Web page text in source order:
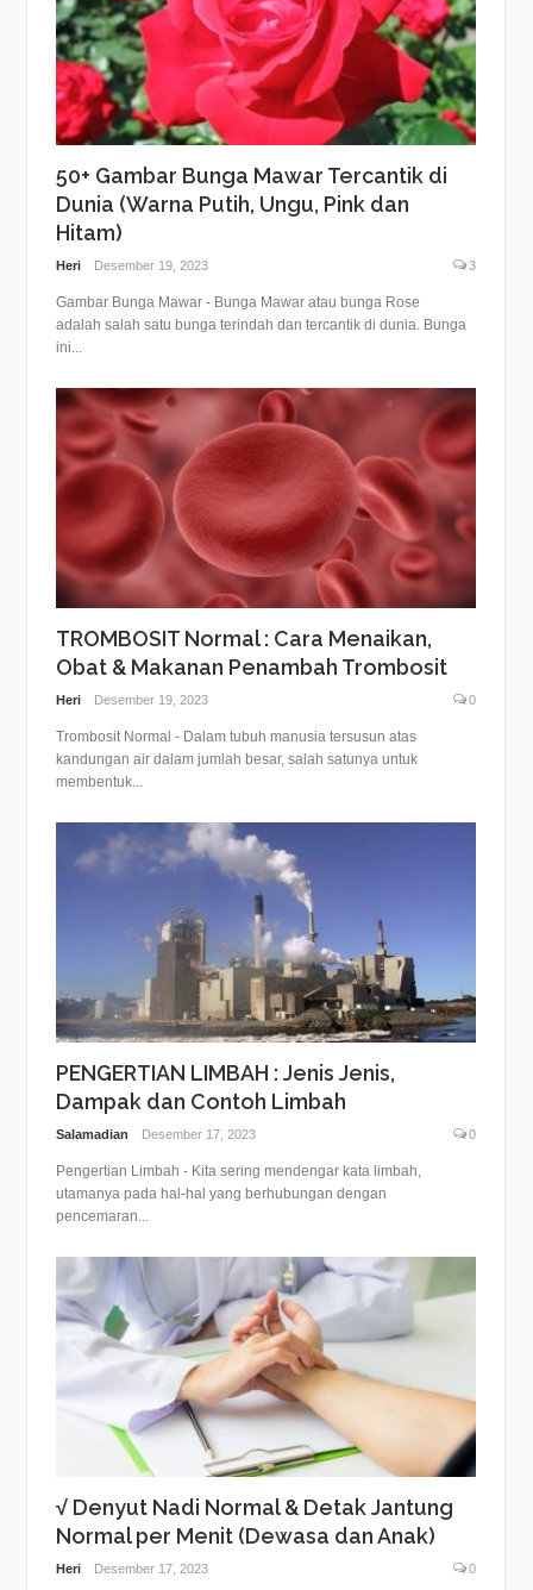
50+ Gambar Bunga Mawar Tercantik di
Dunia (Warna Putih, Ungu, Pink dan
Hitam)
Heri Desember 19, 2023 3
Gambar Bunga Mawar - Bunga Mawar atau bunga Rose
adalah salah satu bunga terindah dan tercantik di dunia. Bunga
ini...
TROMBOSIT Normal : Cara Menaikan,
Obat & Makanan Penambah Trombosit
Heri Desember 19, 2023 0
Trombosit Normal - Dalam tubuh manusia tersusun atas
kandungan air dalam jumlah besar, salah satunya untuk
membentuk...
PENGERTIAN LIMBAH : Jenis Jenis,
Dampak dan Contoh Limbah
Salamadian Desember 17, 2023 0
Pengertian Limbah - Kita sering mendengar kata limbah,
utamanya pada hal-hal yang berhubungan dengan
pencemaran...
√ Denyut Nadi Normal & Detak Jantung
Normal per Menit (Dewasa dan Anak)
Heri Desember 17, 2023 0